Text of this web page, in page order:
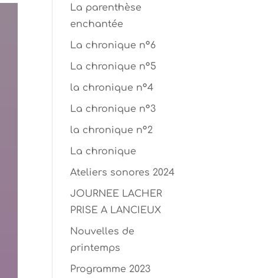
La parenthèse
enchantée
La chronique n°6
La chronique n°5
la chronique n°4
La chronique n°3
la chronique n°2
La chronique
Ateliers sonores 2024
JOURNEE LACHER
PRISE A LANCIEUX
Nouvelles de
printemps
Programme 2023